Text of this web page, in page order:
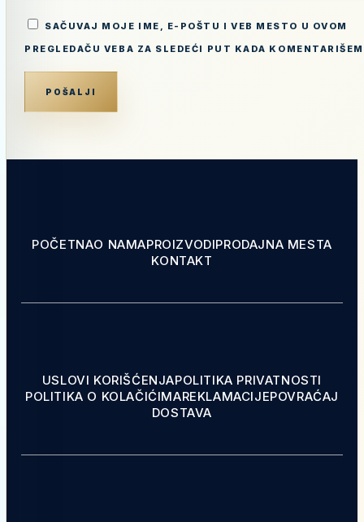
SAČUVAJ MOJE IME, E-POŠTU I VEB MESTO U OVOM
PREGLEDAČU VEBA ZA SLEDEĆI PUT KADA
POČETNAO NAMAPROIZVODIPRODAJNA MESTA
KONTAKT
USLOVI KORIŠĆENJAPOLITIKA PRIVATNOSTI
POLITIKA O KOLAČIĆIMAREKLAMACIJEPOVRAĆAJ
DOSTAVA